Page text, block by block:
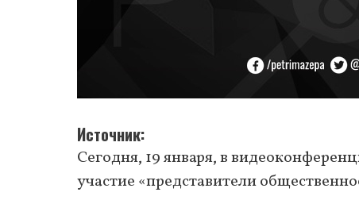
Источник
Сегодня, 19 января, в
участие «представители